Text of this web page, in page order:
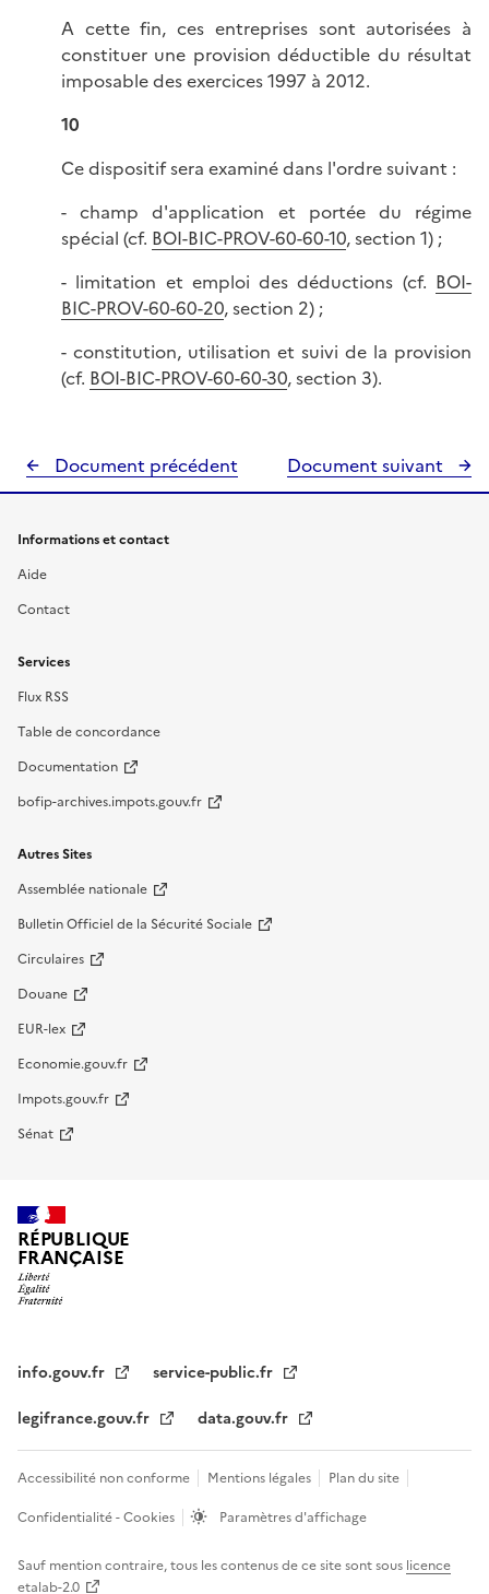
A cette fin, ces entreprises sont autorisées à
constituer une provision déductible du résultat
imposable des exercices 1997 à 2012.
10
Ce dispositif sera examiné dans l'ordre suivant :
- champ d'application et portée du régime
spécial (cf. BOI-BIC-PROV-60-60-10, section 1) ;
- limitation et emploi des déductions (cf. BOI-
BIC-PROV-60-60-20, section 2) ;
- constitution, utilisation et suivi de la provision
(cf. BOI-BIC-PROV-60-60-30, section 3).
Document précédent Document suivant
Informations et contact
Aide
Contact
Services
Flux RSS
Table de concordance
Documentation
bofip-archives.impots.gouv.fr
Autres Sites
Assemblée nationale
Bulletin Officiel de la Sécurité Sociale
Circulaires
Douane
EUR-lex
Economie.gouv.fr
Impots.gouv.fr
Sénat
RÉPUBLIQUE
FRANÇAISE
info.gouv.fr
service-public.fr
legifrance.gouv.fr
data.gouv.fr
Accessibilité non conforme Mentions légales
Plan du site
Confidentialité - Cookies
Paramètres d'affichage
Sauf mention contraire, tous les contenus de ce site sont sous licence
etalab-2.0